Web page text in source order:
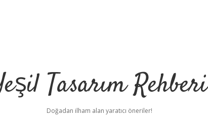
Tasarım Rehberi
Doğadan ilham alan yaratıcı öneriler!